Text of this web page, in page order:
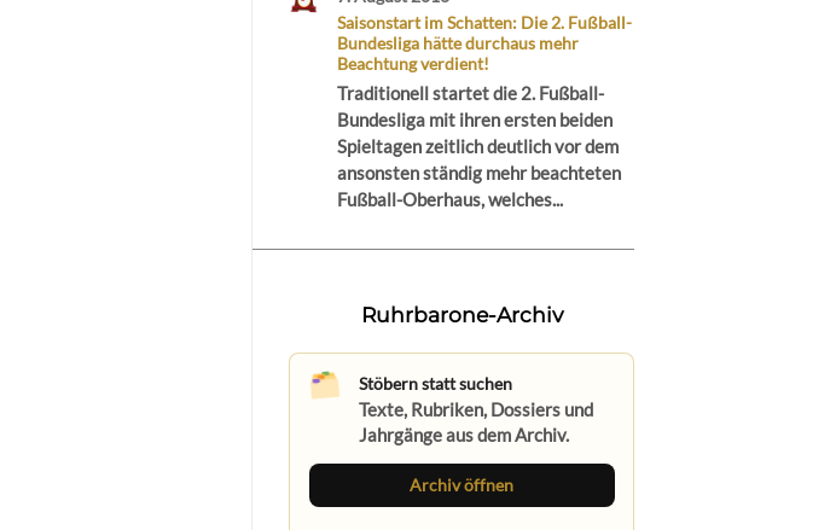
Saisonstart im Schatten: Die 2. Fußball-
Bundesliga hätte durchaus mehr
Beachtung verdient!
Traditionell startet die 2. Fußball-
Bundesliga mit ihren ersten beiden
Spieltagen zeitlich deutlich vor dem
ansonsten ständig mehr beachteten
Fußball-Oberhaus, welches...
Ruhrbarone-Archiv
Stöbern statt suchen
Texte, Rubriken, Dossiers und
Jahrgänge aus dem Archiv.
Archiv öffnen